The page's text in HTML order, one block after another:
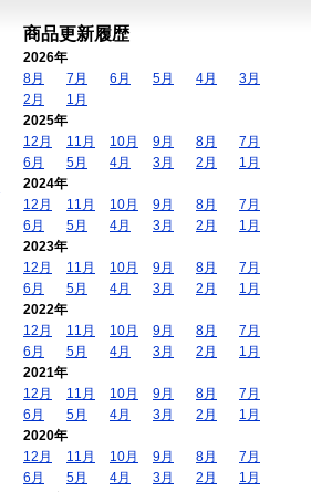
商品更新履歴
2026年
8月
7月 6月 5月 4月
3月
2月
1月
2025年
12月
11月 10月 9月 8月
7月
6月
5月 4月 3月 2月
1月
2024年
12月
11月 10月 9月 8月
7月
6月
5月 4月 3月 2月
1月
2023年
12月
11月 10月 9月 8月
7月
6月
5月 4月 3月 2月
1月
2022年
12月
11月 10月 9月 8月
7月
6月
5月 4月 3月 2月
1月
2021年
12月
11月 10月 9月 8月
7月
6月
5月 4月 3月 2月
1月
2020年
12月
11月 10月 9月 8月
7月
6月
5月 4月 3月 2月
1月